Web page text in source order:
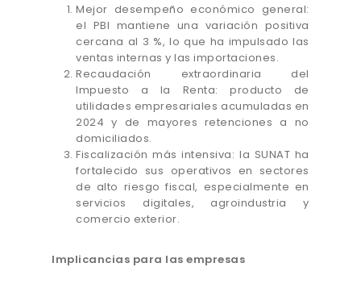
Mejor desempeño económico general:
el PBI mantiene una variación positiva
cercana al 3 %, lo que ha impulsado las
ventas internas y las importaciones.
Recaudación extraordinaria del
Impuesto a la Renta: producto de
utilidades empresariales acumuladas en
2024 y de mayores retenciones a no
domiciliados.
Fiscalización más intensiva: la SUNAT ha
fortalecido sus operativos en sectores
de alto riesgo fiscal, especialmente en
servicios digitales, agroindustria y
comercio exterior.
Implicancias para las empresas